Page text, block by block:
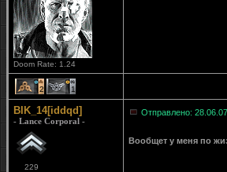
Doom Rate: 1.24
2 1
BIK_14[iddqd]
- Lance Corporal -
229
Отправлено:
Вообщет у меня по